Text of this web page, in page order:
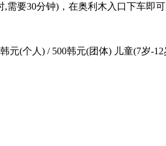
要30分钟)，在奥利木入口下车即可
(个人) / 500韩元(团体) 儿童(7岁-